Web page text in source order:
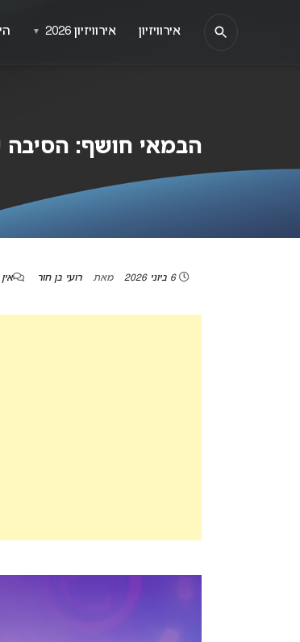
הבמאי חושף: הסיבה
6 ביוני 2026 מאת רועי בן חור
אירוויזיון אירוויזיון 2026 ▼